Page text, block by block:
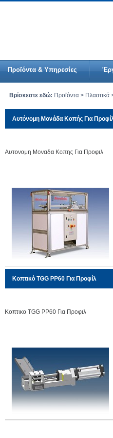
Προϊόντα & Υπηρεσίες
Βρίσκεστε εδώ: Προϊόντα > Πλαστικά
Αυτόνομη Μονάδα Κοπής Για
Αυτονομη Μοναδα Κοπης Για Προφιλ
Κοπτικό TGG PP60 Για Προφίλ
Κοπτικο TGG PP60 Για Προφιλ